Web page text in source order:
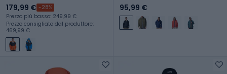
179,99 € -28%
Prezzo più basso: 249,99 €
Prezzo consigliato dal produttore:
469,99 €
95,99 €